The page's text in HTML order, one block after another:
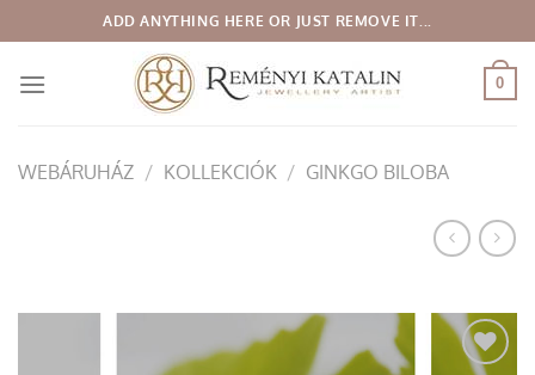
to
content
ADD ANYTHING HERE OR JUST REMOVE IT...
0
WEBÁRUHÁZ / KOLLEKCIÓK / GINKGO BILOBA